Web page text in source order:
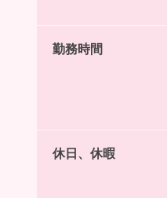
勤務時間
休日、休暇